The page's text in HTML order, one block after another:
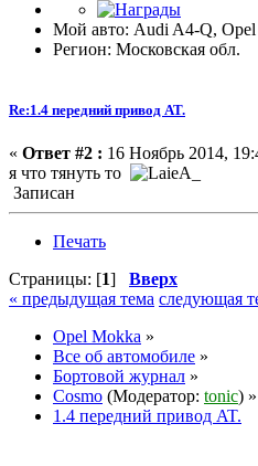
Мой авто: Audi A4-Q,
Регион: Московская обл.
Re:1.4 передний привод AT.
« Ответ #2 : 16 Ноябрь 2014,
я что тянуть то
Записан
Печать
Страницы: [1] Вверх
« предыдущая тема следующая
Opel Mokka »
Все об автомобиле »
Бортовой журнал »
Cosmo (Модератор: tonic) »
1.4 передний привод AT.